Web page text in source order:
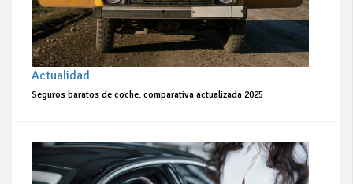
Actualidad
Seguros baratos de coche: comparativa actualizada 2025